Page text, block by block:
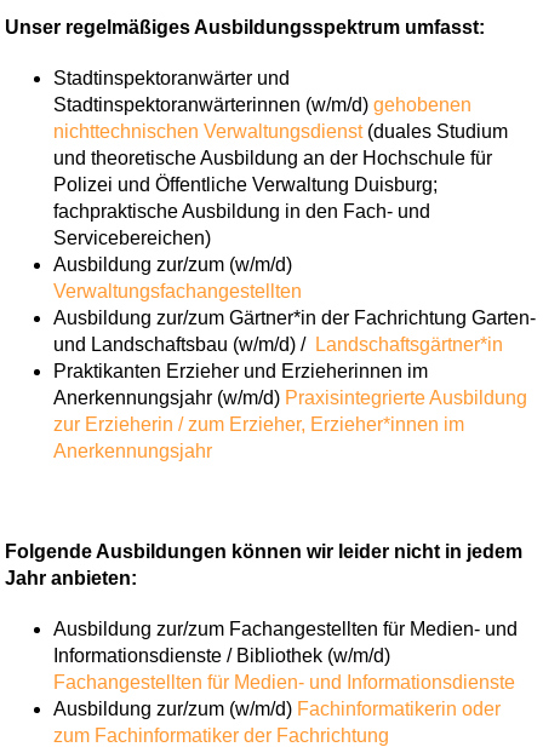
Unser regelmäßiges Ausbildungsspektrum umfasst:
Stadtinspektoranwärter und
Stadtinspektoranwärterinnen (w/m/d)gehobenen
nichttechnischen Verwaltungsdienst(duales Studium
und theoretische Ausbildung an der Hochschule für
Polizei und Öffentliche Verwaltung Duisburg;
fachpraktische Ausbildung in den Fach- und
Servicebereichen)
Ausbildung zur/zum (w/m/d)
Verwaltungsfachangestellten
Ausbildung zur/zum Gärtner*in der Fachrichtung Garten-
und Landschaftsbau (w/m/d) / Landschaftsgärtner*in
Praktikanten Erzieher und Erzieherinnen im
Anerkennungsjahr (w/m/d) Praxisintegrierte Ausbildung
zur Erzieherin / zum Erzieher, Erzieher*innen im
Anerkennungsjahr
Folgende Ausbildungen können wir leider nicht in jedem
Jahr anbieten:
Ausbildung zur/zum Fachangestellten für Medien- und
Informationsdienste / Bibliothek (w/m/d)
Fachangestellten für Medien- und Informationsdienste
Ausbildung zur/zum (w/m/d) Fachinformatikerin oder
zum Fachinformatiker der Fachrichtung